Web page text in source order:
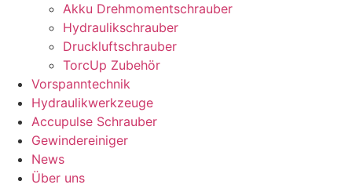
Akku Drehmomentschrauber
Hydraulikschrauber
Druckluftschrauber
TorcUp Zubehör
Vorspanntechnik
Hydraulikwerkzeuge
Accupulse Schrauber
Gewindereiniger
News
Über uns